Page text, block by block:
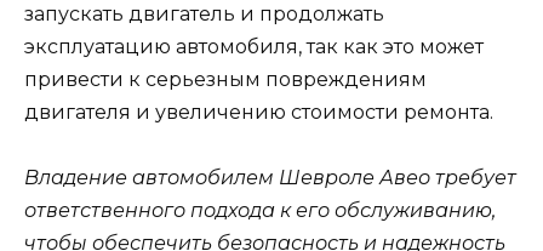
запускать двигатель и продолжать
эксплуатацию автомобиля, так как это может
привести к серьезным повреждениям
двигателя и увеличению стоимости ремонта.
Владение автомобилем Шевроле Авео требует
ответственного подхода к его обслуживанию,
чтобы обеспечить безопасность и надежность